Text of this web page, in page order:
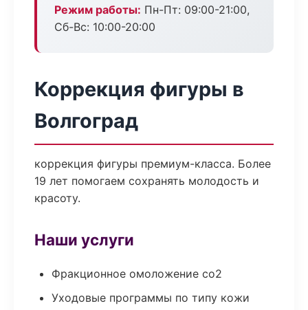
Режим работы: Пн-Пт: 09:00-21:00,
Сб-Вс: 10:00-20:00
Коррекция фигуры в
Волгоград
коррекция фигуры премиум-класса. Более
19 лет помогаем сохранять молодость и
красоту.
Наши услуги
Фракционное омоложение co2
Уходовые программы по типу кожи